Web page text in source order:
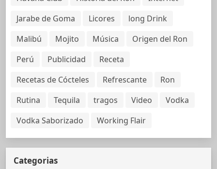
Jarabe de Goma
Licores
long Drink
Malibú
Mojito Música
Origen del Ron
Perú
Publicidad
Receta
Recetas de Cócteles
Refrescante
Ron
Rutina
Tequila tragos Video
Vodka
Vodka Saborizado
Working Flair
Categorias